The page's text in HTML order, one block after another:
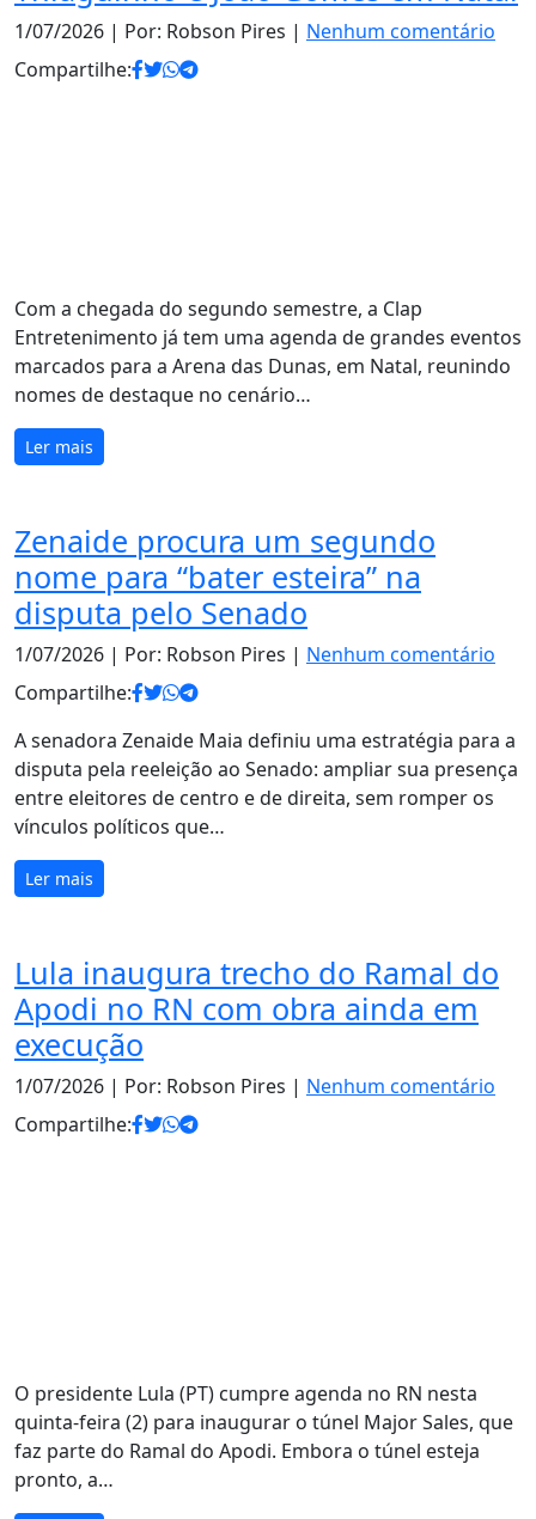
1/07/2026 | Por: Robson Pires | Nenhum comentário
Compartilhe:
Com a chegada do segundo semestre, a Clap
Entretenimento já tem uma agenda de grandes eventos
marcados para a Arena das Dunas, em Natal, reunindo
nomes de destaque no cenário…
Ler mais
Zenaide procura um segundo
nome para “bater esteira” na
disputa pelo Senado
1/07/2026 | Por: Robson Pires | Nenhum comentário
Compartilhe:
A senadora Zenaide Maia definiu uma estratégia para a
disputa pela reeleição ao Senado: ampliar sua presença
entre eleitores de centro e de direita, sem romper os
vínculos políticos que…
Ler mais
Lula inaugura trecho do Ramal do
Apodi no RN com obra ainda em
execução
1/07/2026 | Por: Robson Pires | Nenhum comentário
Compartilhe:
O presidente Lula (PT) cumpre agenda no RN nesta
quinta-feira (2) para inaugurar o túnel Major Sales, que
faz parte do Ramal do Apodi. Embora o túnel esteja
pronto, a…